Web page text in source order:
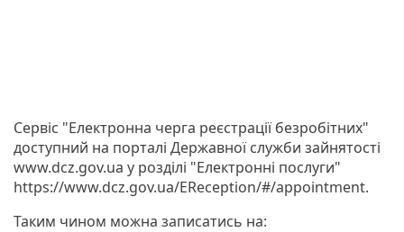
Сервіс "Електронна черга реєстрації безробітних"
доступний на порталі Державної служби зайнятості
www.dcz.gov.ua у розділі "Електронні послуги"
https://www.dcz.gov.ua/EReception/#/appointment.
Таким чином можна записатись на: